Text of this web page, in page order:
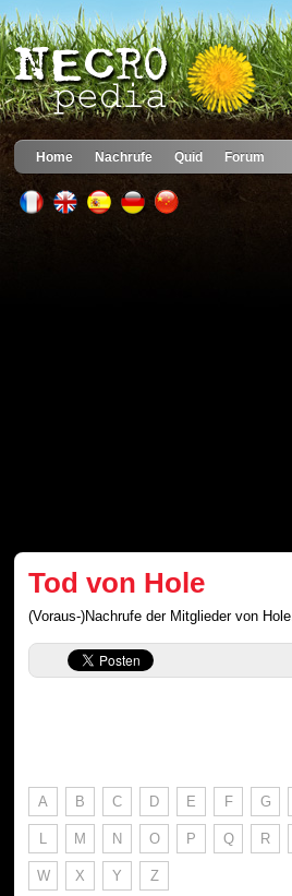
Home Nachrufe Quid Forum
Tod von Hole
(Voraus-)Nachrufe der Mitglieder von Hole.
A B C D E F G
L M N O P Q R
W X Y Z